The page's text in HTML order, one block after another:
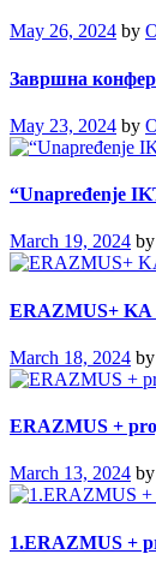
May 26, 2024 by
Завршна
May 23, 2024 by
“Unapređenje
March 19, 2024 by
ERAZMUS+ KA
March 18, 2024 by
ERAZMUS +
March 13, 2024 by
1.ERAZMUS +